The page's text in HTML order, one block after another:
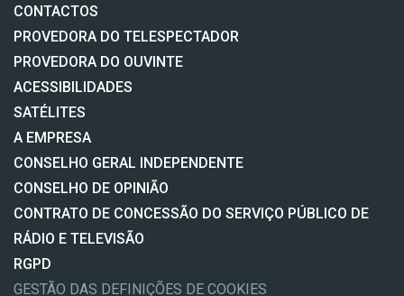
CONTACTOS
PROVEDORA DO TELESPECTADOR
PROVEDORA DO OUVINTE
ACESSIBILIDADES
SATÉLITES
A EMPRESA
CONSELHO GERAL INDEPENDENTE
CONSELHO DE OPINIÃO
CONTRATO DE CONCESSÃO DO SERVIÇO PÚBLICO DE
RÁDIO E TELEVISÃO
RGPD
GESTÃO DAS DEFINIÇÕES DE COOKIES